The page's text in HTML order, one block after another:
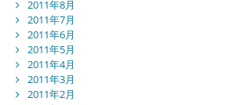
2011年8月
2011年7月
2011年6月
2011年5月
2011年4月
2011年3月
2011年2月